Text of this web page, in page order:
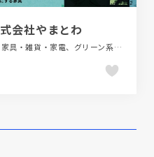
会社やまとわ
かわいい、イラスト、インテリア・家具・雑貨・家電、グリーン系、フラットデザイン、ブランド・サービスサイト、ブルー系、ポップ、大きめ写真、手書き・ハンドメイド